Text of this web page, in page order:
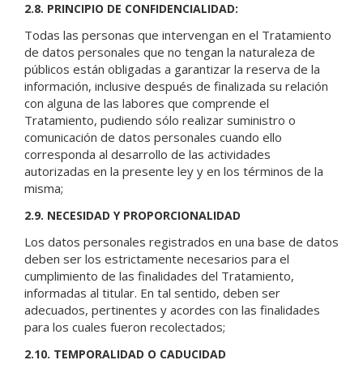
2.8. PRINCIPIO DE CONFIDENCIALIDAD:
Todas las personas que intervengan en el Tratamiento
de datos personales que no tengan la naturaleza de
públicos están obligadas a garantizar la reserva de la
información, inclusive después de finalizada su relación
con alguna de las labores que comprende el
Tratamiento, pudiendo sólo realizar suministro o
comunicación de datos personales cuando ello
corresponda al desarrollo de las actividades
autorizadas en la presente ley y en los términos de la
misma;
2.9. NECESIDAD Y PROPORCIONALIDAD
Los datos personales registrados en una base de datos
deben ser los estrictamente necesarios para el
cumplimiento de las finalidades del Tratamiento,
informadas al titular. En tal sentido, deben ser
adecuados, pertinentes y acordes con las finalidades
para los cuales fueron recolectados;
2.10. TEMPORALIDAD O CADUCIDAD